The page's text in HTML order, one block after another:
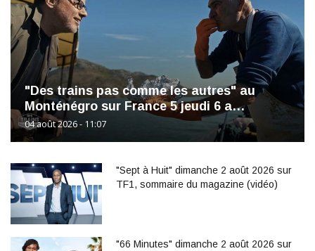
"Des trains pas comme les autres" au
Monténégro sur France 5 jeudi 6 a…
04 août 2026 - 11:07
"Sept à Huit" dimanche 2 août 2026 sur
TF1, sommaire du magazine (vidéo)
"66 Minutes" dimanche 2 août 2026 sur